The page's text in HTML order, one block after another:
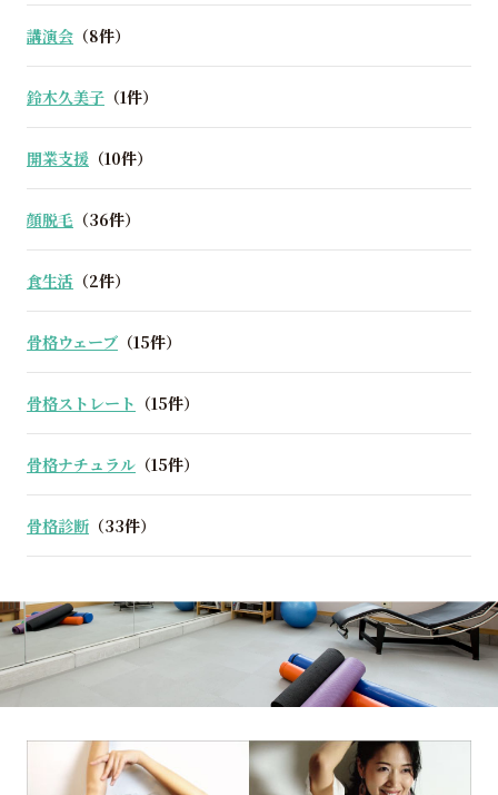
講演会 （8件）
鈴木久美子 （1件）
開業支援 （10件）
顔脱毛 （36件）
食生活 （2件）
骨格ウェーブ （15件）
骨格ストレート （15件）
骨格ナチュラル （15件）
骨格診断 （33件）